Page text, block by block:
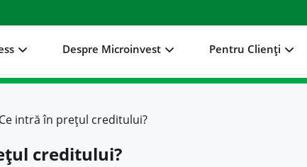
Despre Microinvest Pentru Clienți
Ce intră în prețul creditului?
creditului?